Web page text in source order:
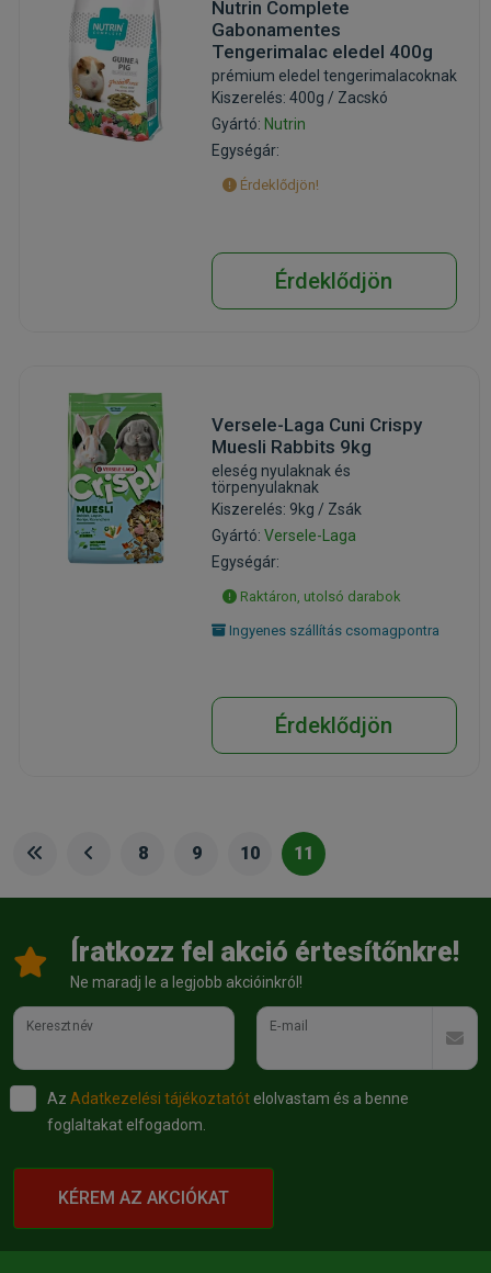
Nutrin Complete
Gabonamentes
Tengerimalac eledel 400g
prémium eledel tengerimalacoknak
Kiszerelés: 400g / Zacskó
Gyártó: Nutrin
Egységár:
Érdeklődjön!
Érdeklődjön
Versele-Laga Cuni Crispy
Muesli Rabbits 9kg
eleség nyulaknak és
törpenyulaknak
Kiszerelés: 9kg / Zsák
Gyártó: Versele-Laga
Egységár:
Raktáron, utolsó darabok
Ingyenes szállítás csomagpontra
Érdeklődjön
8 9 10 11
Íratkozz fel akció értesítőnkre!
Ne maradj le a legjobb akcióinkról!
Keresztnév E-mail
Az Adatkezelési tájékoztatót elolvastam és a benne
foglaltakat elfogadom.
KÉREM AZ AKCIÓKAT